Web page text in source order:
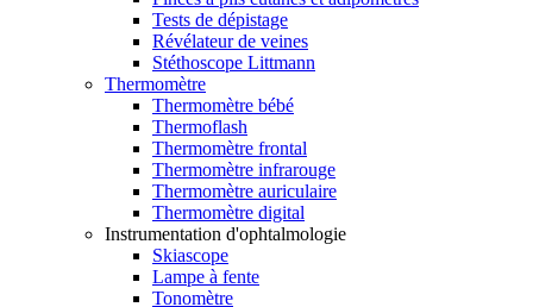
Tests de dépistage
Révélateur de veines
Stéthoscope Littmann
Thermomètre
Thermomètre bébé
Thermoflash
Thermomètre frontal
Thermomètre infrarouge
Thermomètre auriculaire
Thermomètre digital
Instrumentation d'ophtalmologie
Skiascope
Lampe à fente
Tonomètre